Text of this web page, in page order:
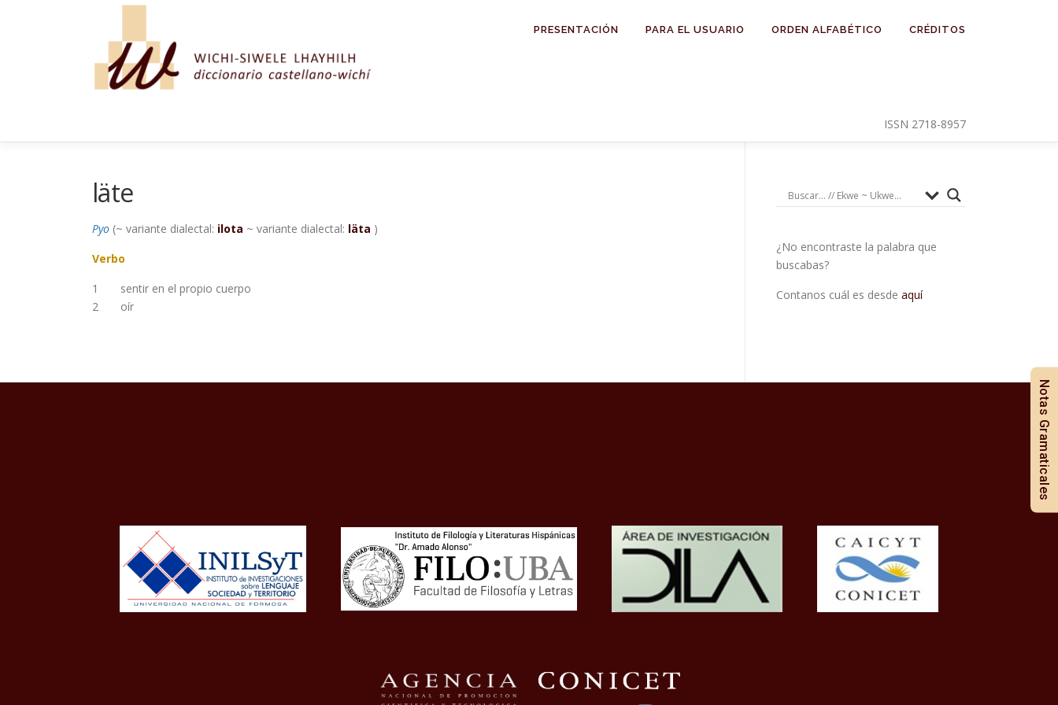
PRESENTACIÓN PARA EL USUARIO ORDEN ALFABÉTICO CRÉDITOS
ISSN 2718-8957
läte
Pyo (~ variante dialectal: ilota ~ variante dialectal: läta )
Verbo
1
sentir en el propio cuerpo
2
oír
¿No encontraste la palabra que
buscabas?
Contanos cuál es desde aquí
Notas Gramaticales